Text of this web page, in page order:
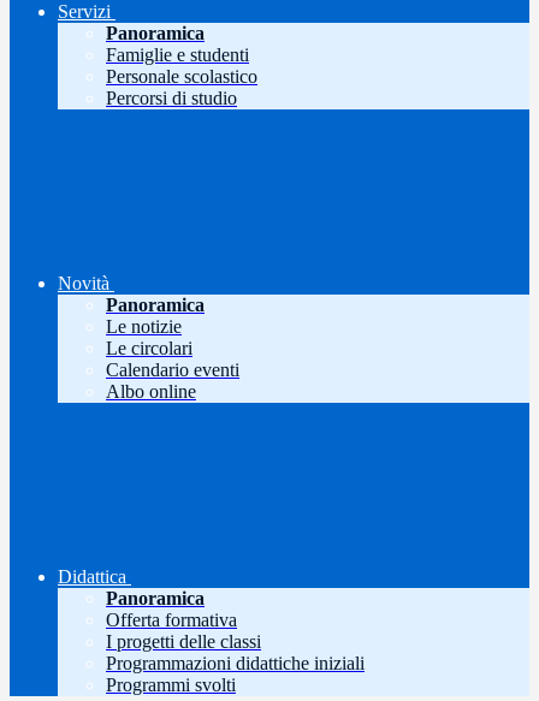
Servizi
Panoramica
Famiglie e studenti
Personale scolastico
Percorsi di studio
Novità
Panoramica
Le notizie
Le circolari
Calendario eventi
Albo online
Didattica
Panoramica
Offerta formativa
I progetti delle classi
Programmazioni didattiche iniziali
Programmi svolti